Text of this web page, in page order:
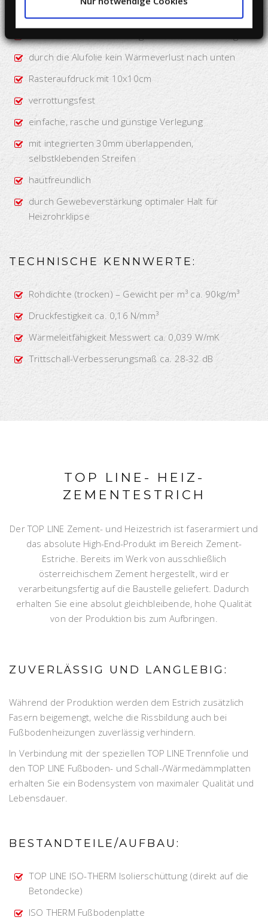
optimale Wärmedämmung bzw. Trittschallschutz
maximale Wärmeverteilung durch Alukaschierung
durch die Alufolie kein Wärmeverlust nach unten
Rasteraufdruck mit 10x10cm
verrottungsfest
einfache, rasche und günstige Verlegung
mit integrierten 30mm überlappenden,
selbstklebenden Streifen
hautfreundlich
durch Gewebeverstärkung optimaler Halt für
Heizrohrklipse
TECHNISCHE KENNWERTE:
Rohdichte (trocken) – Gewicht per m³ ca. 90kg/m³
Druckfestigkeit ca. 0,16 N/mm³
Wärmeleitfähigkeit Messwert ca. 0,039 W/mK
Trittschall-Verbesserungsmaß ca. 28-32 dB
TOP LINE- HEIZ-
ZEMENTESTRICH
Der TOP LINE Zement- und Heizestrich ist faserarmiert und
das absolute High-End-Produkt im Bereich Zement-
Estriche. Bereits im Werk von ausschließlich
österreichischem Zement hergestellt, wird er
verarbeitungsfertig auf die Baustelle geliefert. Dadurch
erhalten Sie eine absolut gleichbleibende, hohe Qualität
von der Produktion bis zum Aufbringen.
ZUVERLÄSSIG UND LANGLEBIG:
Während der Produktion werden dem Estrich zusätzlich
Fasern beigemengt, welche die Rissbildung auch bei
Fußbodenheizungen zuverlässig verhindern.
In Verbindung mit der speziellen TOP LINE Trennfolie und
den TOP LINE Fußboden- und Schall-/Wärmedämmplatten
erhalten Sie ein Bodensystem von maximaler Qualität und
Lebensdauer.
BESTANDTEILE/AUFBAU:
TOP LINE ISO-THERM Isolierschüttung (direkt auf die
Betondecke)
ISO THERM Fußbodenplatte